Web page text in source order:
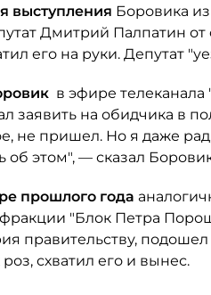
выступления Боровика
Дмитрий Палпатин
его на руки. Депутат
в эфире телеканала
заявить на обидчика в
не пришел. Но я даже
об этом", — сказал
прошлого года
фракции "Блок Петра
правительству,
схватил его и вынес.